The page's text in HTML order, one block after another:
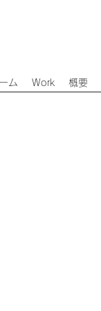
ム Work 概要